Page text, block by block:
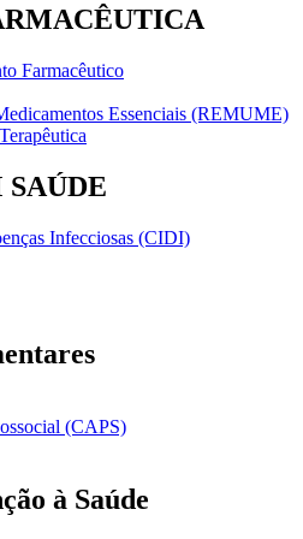
Farmacêutico
Essenciais (REMUME)
Infecciosas (CIDI)
(CAPS)
à Saúde